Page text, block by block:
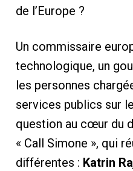
de l’Europe ?
Un commissaire
technologique, un
les personnes
services publics sur
question au cœur du
« Call Simone », qui
différentes : Katrin